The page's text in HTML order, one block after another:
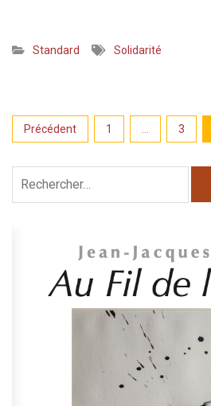
Standard Solidarité
Pagination
publications
Précédent 1 3